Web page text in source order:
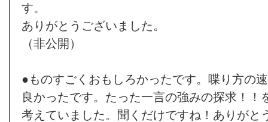
す。
ありがとうございました。
（非公開）
●ものすごくおもしろかったです。喋り方の
良かったです。たった一言の強みの探求！！
考えていました。聞くだけですね！ありがと